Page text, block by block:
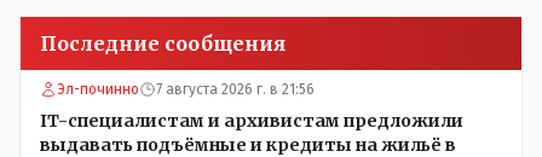
Последние сообщения
Эл-починно 7 августа 2026 г. в 21:56
IT-специалистам и архивистам предложили
выдавать подъёмные и кредиты на жильё в